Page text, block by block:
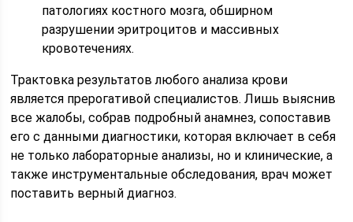
патологиях костного мозга, обширном
разрушении эритроцитов и массивных
кровотечениях.
Трактовка результатов любого анализа крови
является прерогативой специалистов. Лишь выяснив
все жалобы, собрав подробный анамнез, сопоставив
его с данными диагностики, которая включает в себя
не только лабораторные анализы, но и клинические, а
также инструментальные обследования, врач может
поставить верный диагноз.